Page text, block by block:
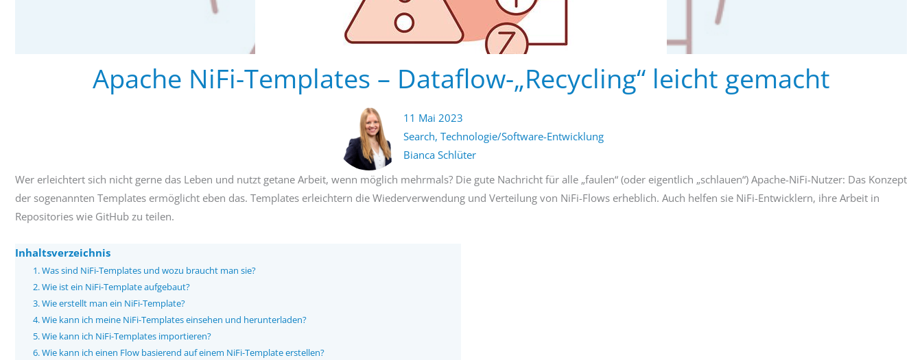
Apache NiFi-Templates – Dataflow-„Recycling“ leicht gemacht
11 Mai 2023
Search, Technologie/Software-Entwicklung
Bianca Schlüter
Wer erleichtert sich nicht gerne das Leben und nutzt getane Arbeit, wenn möglich mehrmals? Die gute Nachricht für alle „faulen“ (oder eigentlich „schlauen“) Apache-NiFi-Nutzer: Das Konzept
der sogenannten Templates ermöglicht eben das. Templates erleichtern die Wiederverwendung und Verteilung von NiFi-Flows erheblich. Auch helfen sie NiFi-Entwicklern, ihre Arbeit in
Repositories wie GitHub zu teilen.
Inhaltsverzeichnis
Was sind NiFi-Templates und wozu braucht man sie?
Wie ist ein NiFi-Template aufgebaut?
Wie erstellt man ein NiFi-Template?
Wie kann ich meine NiFi-Templates einsehen und herunterladen?
Wie kann ich NiFi-Templates importieren?
Wie kann ich einen Flow basierend auf einem NiFi-Template erstellen?